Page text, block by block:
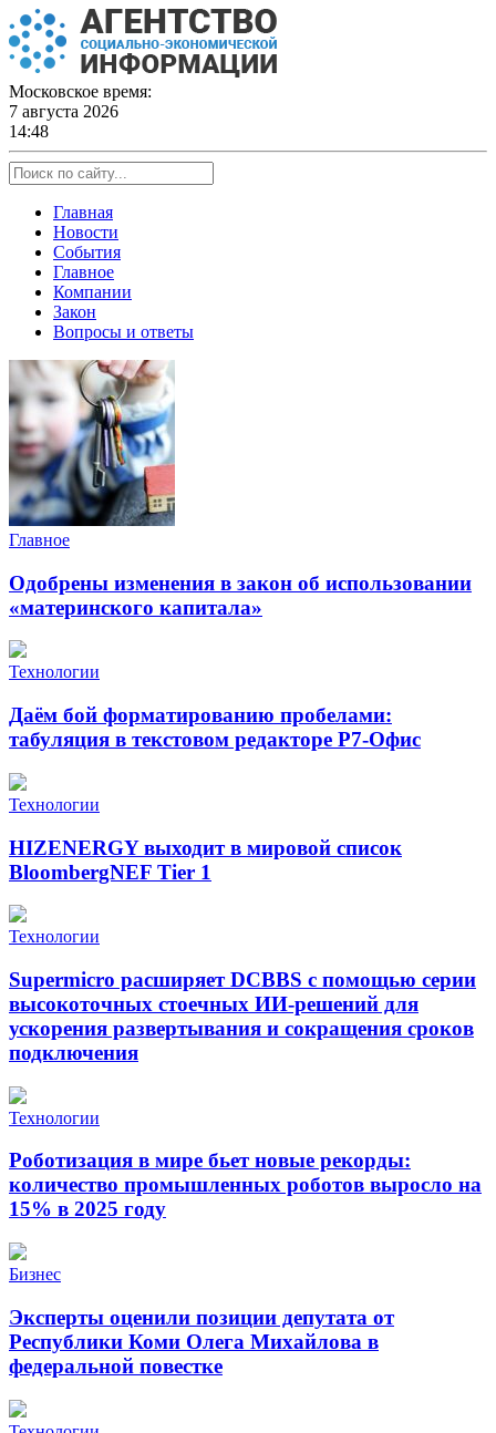
Skip
to
content
Московское время:
7 августа 2026
14:48
Главная
Новости
События
Главное
Компании
Закон
Вопросы и ответы
Главное
Одобрены изменения в закон об использовании
«материнского капитала»
Технологии
Даём бой форматированию пробелами:
табуляция в текстовом редакторе Р7-Офис
Технологии
HIZENERGY выходит в мировой список
BloombergNEF Tier 1
Технологии
Supermicro расширяет DCBBS с помощью серии
высокоточных стоечных ИИ-решений для
ускорения развертывания и сокращения сроков
подключения
Технологии
Роботизация в мире бьет новые рекорды:
количество промышленных роботов выросло на
15% в 2025 году
Бизнес
Эксперты оценили позиции депутата от
Республики Коми Олега Михайлова в
федеральной повестке